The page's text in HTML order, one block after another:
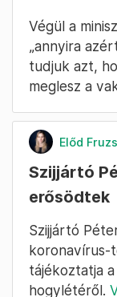
Végül a
„annyira
tudjuk azt,
meglesz a
Előd
Szijjártó
erősödtek
Szijjártó
koronavírus-
tájékoztatja
hogylétéről.